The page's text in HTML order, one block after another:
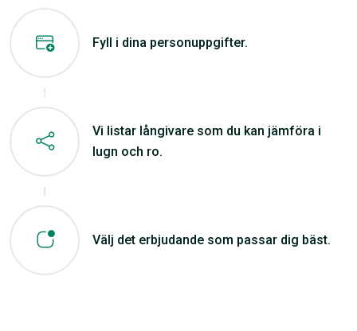
Fyll i dina personuppgifter.
Vi listar långivare som du kan jämföra i
lugn och ro.
Välj det erbjudande som passar dig bäst.